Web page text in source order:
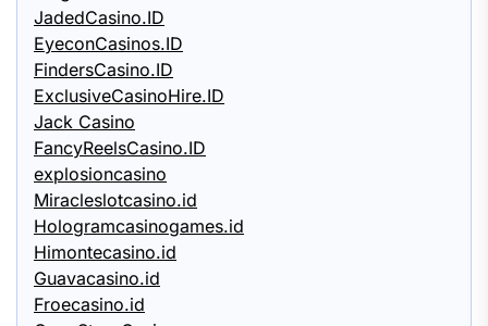
JadedCasino.ID
EyeconCasinos.ID
FindersCasino.ID
ExclusiveCasinoHire.ID
Jack Casino
FancyReelsCasino.ID
explosioncasino
Miracleslotcasino.id
Hologramcasinogames.id
Himontecasino.id
Guavacasino.id
Froecasino.id